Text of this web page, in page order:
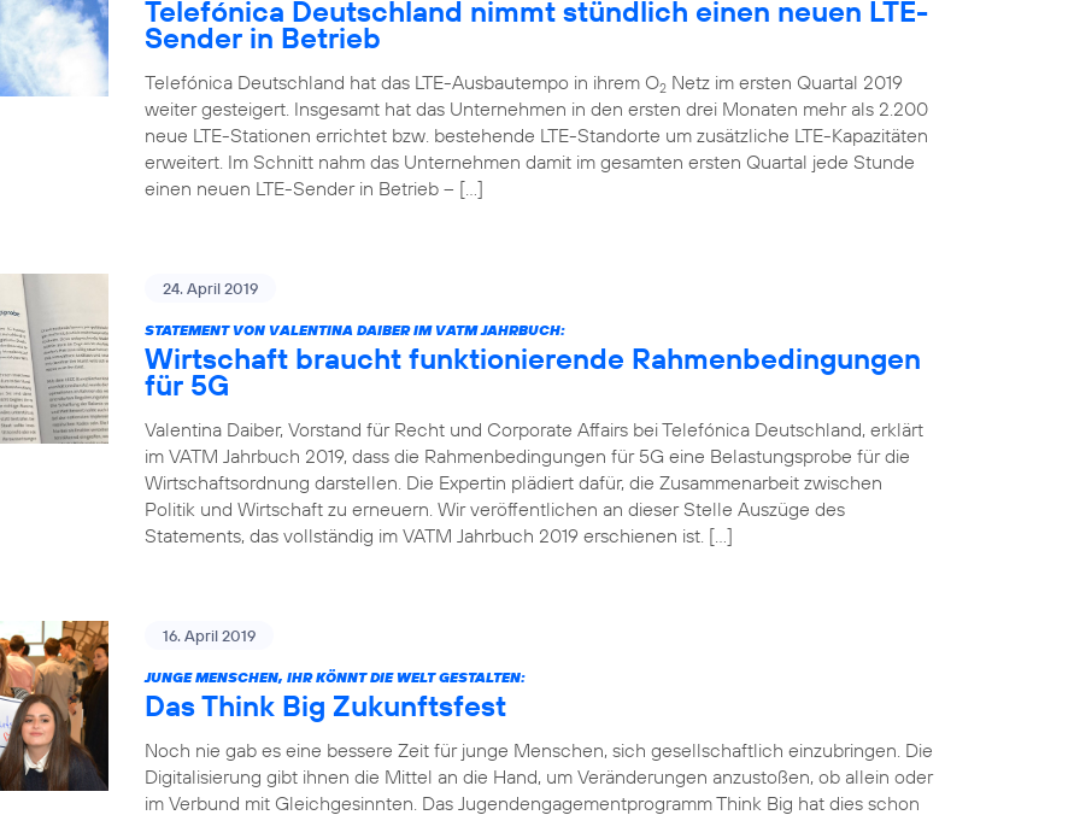
Telefónica Deutschland nimmt stündlich einen neuen LTE-
Sender in Betrieb
Telefónica Deutschland hat das LTE-Ausbautempo in ihrem O2 Netz im ersten Quartal 2019
weiter gesteigert. Insgesamt hat das Unternehmen in den ersten drei Monaten mehr als 2.200
neue LTE-Stationen errichtet bzw. bestehende LTE-Standorte um zusätzliche LTE-Kapazitäten
erweitert. Im Schnitt nahm das Unternehmen damit im gesamten ersten Quartal jede Stunde
einen neuen LTE-Sender in Betrieb – […]
24. April 2019
STATEMENT VON VALENTINA DAIBER IM VATM JAHRBUCH:
Wirtschaft braucht funktionierende Rahmenbedingungen
für 5G
Valentina Daiber, Vorstand für Recht und Corporate Affairs bei Telefónica Deutschland, erklärt
im VATM Jahrbuch 2019, dass die Rahmenbedingungen für 5G eine Belastungsprobe für die
Wirtschaftsordnung darstellen. Die Expertin plädiert dafür, die Zusammenarbeit zwischen
Politik und Wirtschaft zu erneuern. Wir veröffentlichen an dieser Stelle Auszüge des
Statements, das vollständig im VATM Jahrbuch 2019 erschienen ist. […]
16. April 2019
JUNGE MENSCHEN, IHR KÖNNT DIE WELT GESTALTEN:
Das Think Big Zukunftsfest
Noch nie gab es eine bessere Zeit für junge Menschen, sich gesellschaftlich einzubringen. Die
Digitalisierung gibt ihnen die Mittel an die Hand, um Veränderungen anzustoßen, ob allein oder
im Verbund mit Gleichgesinnten. Das Jugendengagementprogramm Think Big hat dies schon